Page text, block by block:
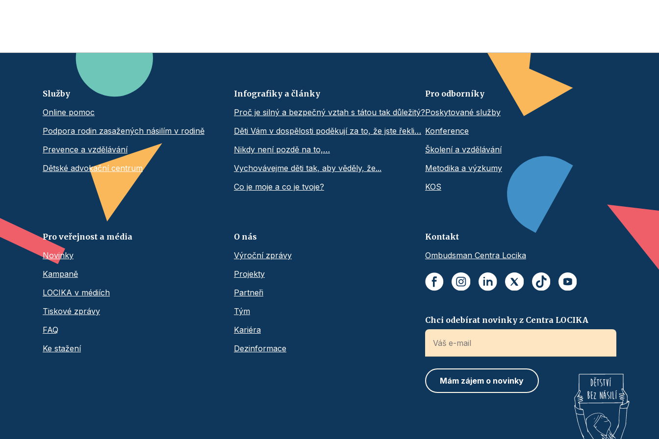
Služby
Online pomoc
Podpora rodin zasažených násilím v rodině
Prevence a vzdělávání
Dětské advokační centrum
Infografiky a články
Proč je silný a bezpečný vztah s tátou tak důležitý?
Děti Vám v dospělosti poděkují za to, že jste řekli…
Nikdy není pozdě na to,…
Vychovávejme děti tak, aby věděly, že...
Co je moje a co je tvoje?
Pro odborníky
Poskytované služby
Konference
Školení a vzdělávání
Metodika a výzkumy
KOS
Pro veřejnost a média
Novinky
Kampaně
LOCIKA v médiích
Tiskové zprávy
FAQ
Ke stažení
O nás
Výroční zprávy
Projekty
Partneři
Tým
Kariéra
Dezinformace
Kontakt
Ombudsman Centra Locika
Chci odebírat novinky z Centra LOCIKA